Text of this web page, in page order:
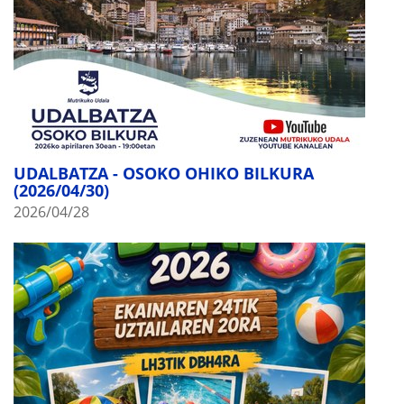
UDALBATZA - OSOKO OHIKO BILKURA
(2026/04/30)
2026/04/28